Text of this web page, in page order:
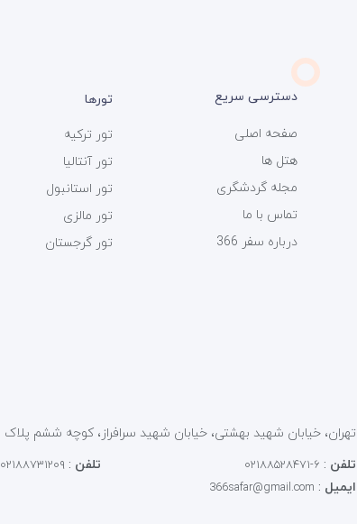
دسترسی سریع
صفحه اصلی
هتل ها
مجله گردشگری
تماس با ما
درباره سفر 366
تورها
تور ترکیه
تور آنتالیا
تور استانبول
تور مالزی
تور گرجستان
تهران، خیابان شهید بهشتی، خیابان شهید سرافراز، کوچه ششم پلاک 21 کد پستی : 1586856913
تلفن : ۶-۰۲۱۸۸۵۲۸۴۷۱ تلفن : ۰۲۱۸۸۷۳۱۲۰۹
ایمیل :
366safar@gmail.com